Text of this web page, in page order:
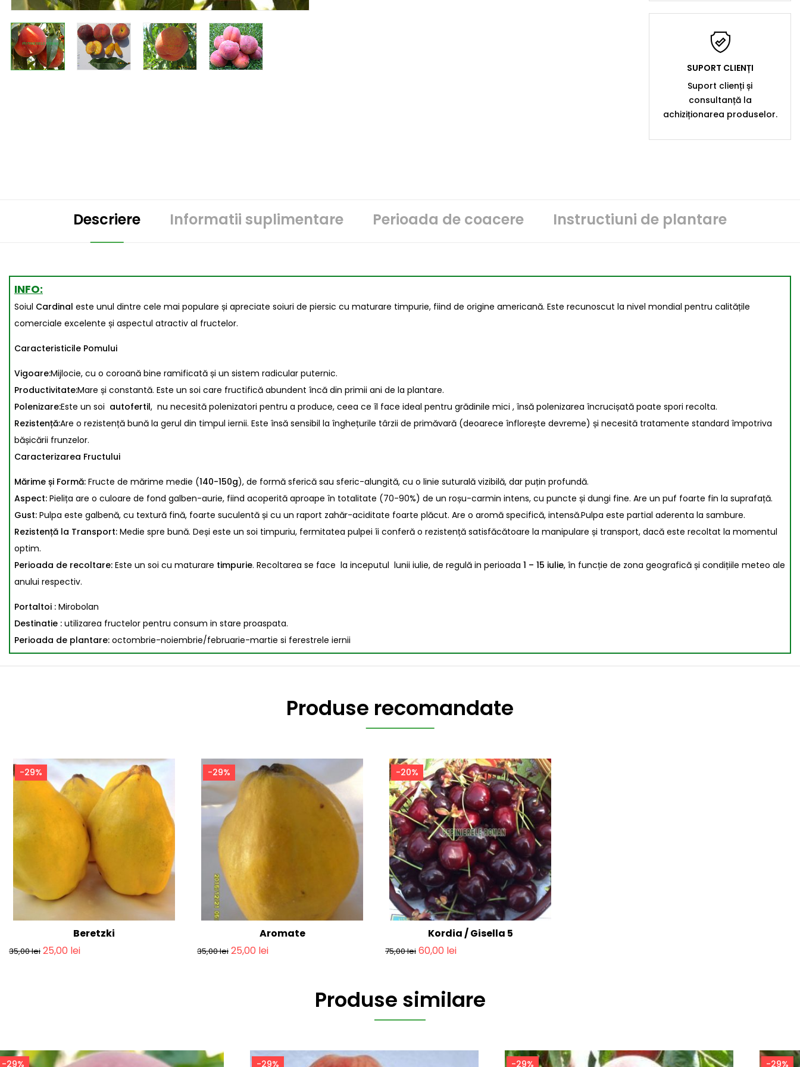
SUPORT CLIENȚI
Suport clienți și
consultanță la
achiziționarea produselor.
Descriere Informatii suplimentare Perioada de coacere Instructiuni de plantare
INFO:
Soiul Cardinal este unul dintre cele mai populare și apreciate soiuri de piersic cu maturare timpurie, fiind de origine americană. Este recunoscut la nivel mondial pentru calitățile
comerciale excelente și aspectul atractiv al fructelor.
Caracteristicile Pomului
Vigoare:Mijlocie, cu o coroană bine ramificată și un sistem radicular puternic.
Productivitate:Mare și constantă. Este un soi care fructifică abundent încă din primii ani de la plantare.
Polenizare:Este un soi autofertil, nu necesită polenizatori pentru a produce, ceea ce îl face ideal pentru grădinile mici , însă polenizarea încrucișată poate spori recolta.
Rezistență:Are o rezistență bună la gerul din timpul iernii. Este însă sensibil la înghețurile târzii de primăvară (deoarece înflorește devreme) și necesită tratamente standard împotriva
bășicării frunzelor.
Caracterizarea Fructului
Mărime și Formă: Fructe de mărime medie (140-150g), de formă sferică sau sferic-alungită, cu o linie suturală vizibilă, dar puțin profundă.
Aspect: Pielița are o culoare de fond galben-aurie, fiind acoperită aproape în totalitate (70-90%) de un roșu-carmin intens, cu puncte și dungi fine. Are un puf foarte fin la suprafață.
Gust: Pulpa este galbenă, cu textură fină, foarte suculentă și cu un raport zahăr-aciditate foarte plăcut. Are o aromă specifică, intensă.Pulpa este partial aderenta la sambure.
Rezistență la Transport: Medie spre bună. Deși este un soi timpuriu, fermitatea pulpei îi conferă o rezistență satisfăcătoare la manipulare și transport, dacă este recoltat la momentul
optim.
Perioada de recoltare: Este un soi cu maturare timpurie. Recoltarea se face la inceputul lunii iulie, de regulă in perioada 1 – 15 iulie, în funcție de zona geografică și condițiile meteo ale
anului respectiv.
Portaltoi : Mirobolan
Destinatie : utilizarea fructelor pentru consum in stare proaspata.
Perioada de plantare: octombrie-noiembrie/februarie-martie si ferestrele iernii
Produse recomandate
-29%
Beretzki
35,00lei 25,00 lei
-29%
Aromate
35,00lei 25,00 lei
-20%
Kordia / Gisella 5
75,00lei 60,00 lei
Produse similare
-29% -29% -29% -29%